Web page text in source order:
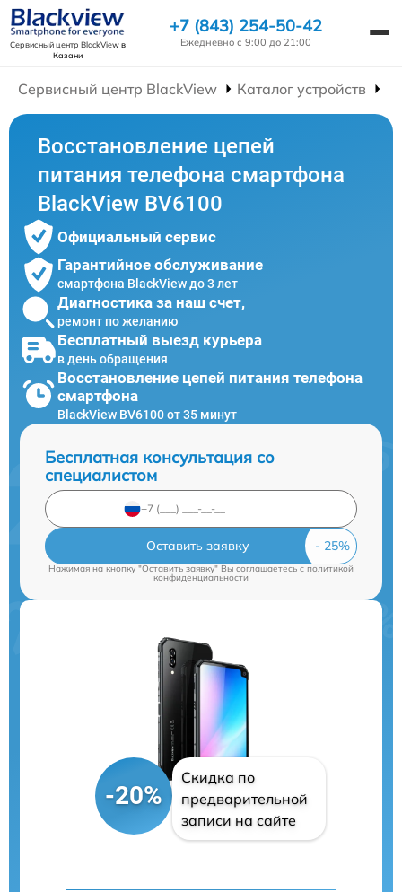
Сервисный центр BlackViewв
Казани
+7 (843) 254-50-42
Ежедневно с 9:00 до 21:00
Сервисный центр BlackView Каталог устройств
Восстановление цепей
питания телефона смартфона
BlackView BV6100
Официальный сервис
Гарантийное обслуживание
смартфона BlackView до 3 лет
Диагностика за наш счет,
ремонт по желанию
Бесплатный выезд курьера
в день обращения
Восстановление цепей питания телефона
смартфона
BlackView BV6100 от 35 минут
Бесплатная консультация со
специалистом
Оставить заявку
Нажимая на кнопку "Оставить заявку" Вы соглашаетесь cполитикой
конфиденциальности
-20%
Скидка по
предварительной
записи на сайте